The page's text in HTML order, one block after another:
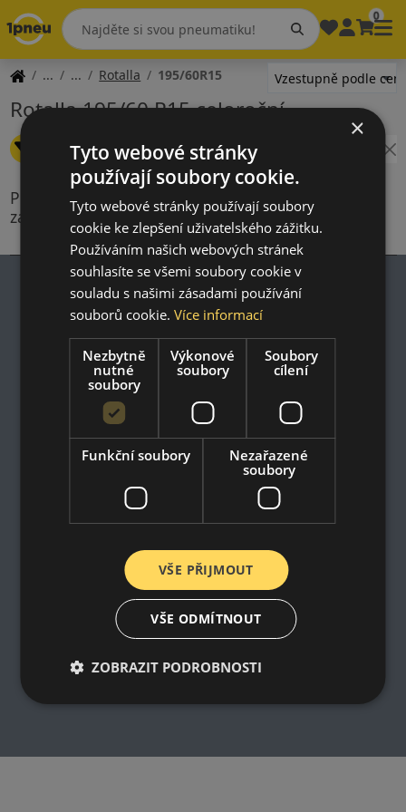
0
Rotalla 195/60R15
Rotalla 195/60 R15 celoroční
Změnit filtr Šířka: 195 Výška: 60
Produkty splňující kritéria vyhledávání nejsou
zahrnuty v naší nabídce
Impresum
Zásady ochrany osobních údajů
Nákupní podmínky
Impresum
Dodací a platební podmínky
Online prohlášení o odstoupení od smlouvy
×
Tyto webové stránky
používají soubory cookie.
Tyto webové stránky používají soubory
cookie ke zlepšení uživatelského zážitku.
Používáním našich webových stránek
souhlasíte se všemi soubory cookie v
souladu s našimi zásadami používání
souborů cookie.Více informací
Nezbytně
nutné
soubory
Výkonové
soubory
Soubory
cílení
Funkční soubory
Nezařazené
soubory
VŠE PŘIJMOUT
VŠE ODMÍTNOUT
ZOBRAZIT PODROBNOSTI